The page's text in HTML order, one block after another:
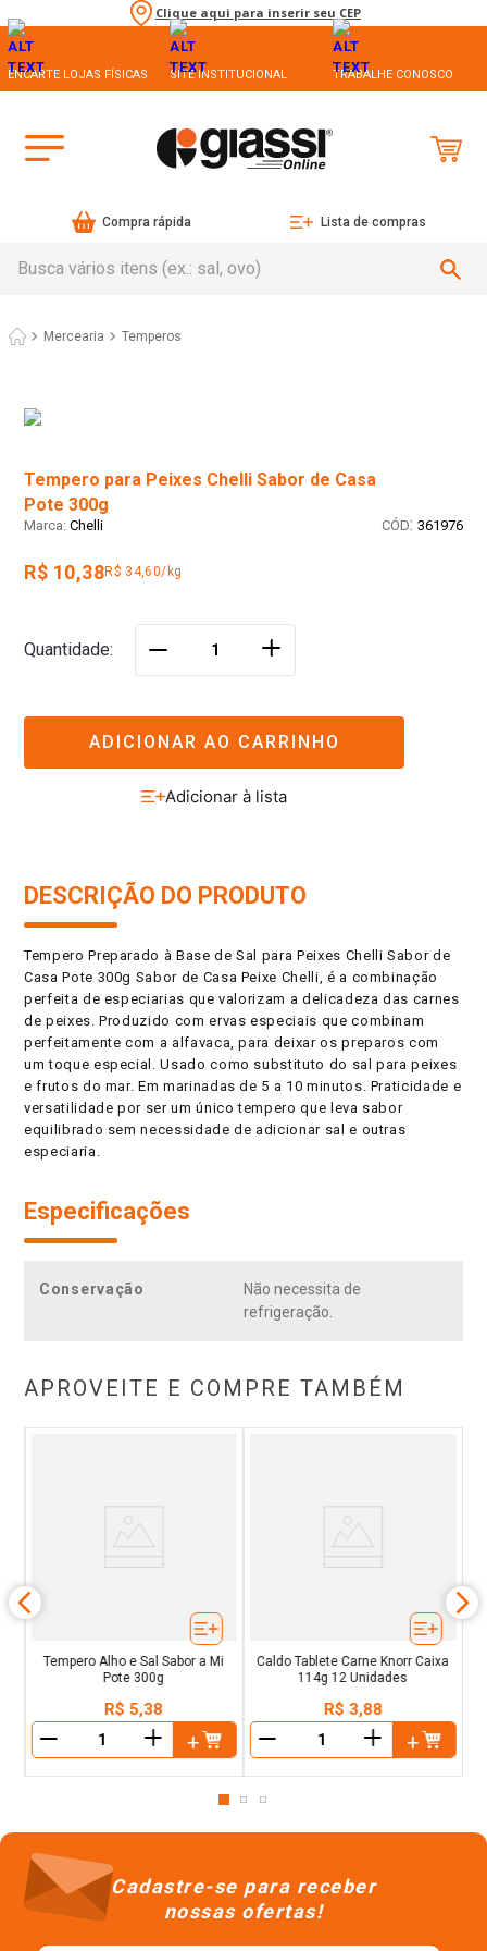
Clique aqui para inserir seu CEP
ENCARTE LOJAS FÍSICAS SITE INSTITUCIONAL TRABALHE CONOSCO
Compra rápida Lista de compras
Mercearia Temperos
Tempero para Peixes Chelli Sabor de Casa
Pote 300g
Chelli : 361976
R$ 10,38R$ 34,60/kg
Quantidade ＋
ADICIONAR AO CARRINHO
DESCRIÇÃO DO PRODUTO
Tempero Preparado à Base de Sal para Peixes Chelli Sabor de
Casa Pote 300g Sabor de Casa Peixe Chelli, é a combinação
perfeita de especiarias que valorizam a delicadeza das carnes
de peixes. Produzido com ervas especiais que combinam
perfeitamente com a alfavaca, para deixar os preparos com
um toque especial. Usado como substituto do sal para peixes
e frutos do mar. Em marinadas de 5 a 10 minutos. Praticidade e
versatilidade por ser um único tempero que leva sabor
equilibrado sem necessidade de adicionar sal e outras
especiaria.
Especificações
Conservação
Não necessita de
refrigeração.
APROVEITE E COMPRE TAMBÉM
Tempero Alho e Sal Sabor a Mi
Pote 300g
R$ 5,38
＋
Caldo Tablete Carne Knorr Caixa
114g 12 Unidades
R$ 3,88
＋
Cadastre-se para receber
nossas ofertas!